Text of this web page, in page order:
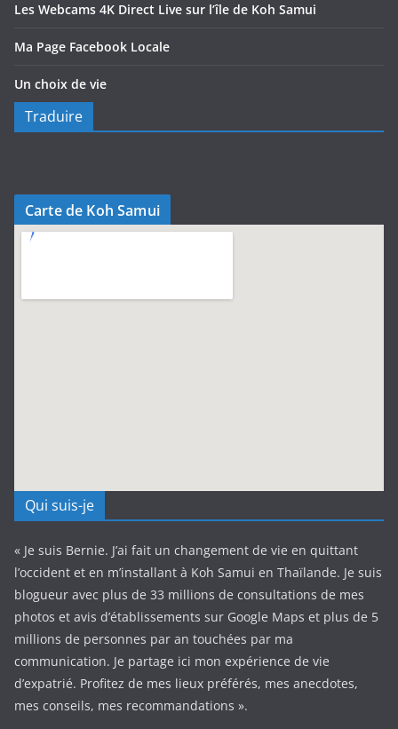
Les Webcams 4K Direct Live sur l’île de Koh Samui
Ma Page Facebook Locale
Un choix de vie
Traduire
Carte de Koh Samui
Qui suis-je
« Je suis Bernie. J’ai fait un changement de vie en quittant
l’occident et en m’installant à Koh Samui en Thaïlande. Je suis
blogueur avec plus de 33 millions de consultations de mes
photos et avis d’établissements sur Google Maps et plus de 5
millions de personnes par an touchées par ma
communication. Je partage ici mon expérience de vie
d’expatrié. Profitez de mes lieux préférés, mes anecdotes,
mes conseils, mes recommandations ».